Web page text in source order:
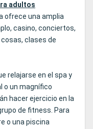
adultos
ofrece una amplia
casino, conciertos,
clases de
relajarse en el spa y
o un magnífico
hacer ejercicio en la
de fitness. Para
o una piscina